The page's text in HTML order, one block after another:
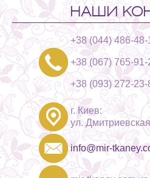
НАШИ
+38 (044) 486-48-
+38 (067) 765-91-
+38 (093) 272-23-
г. Киев:
ул.
info@mir-